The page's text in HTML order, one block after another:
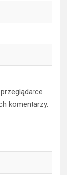
komentarzy.